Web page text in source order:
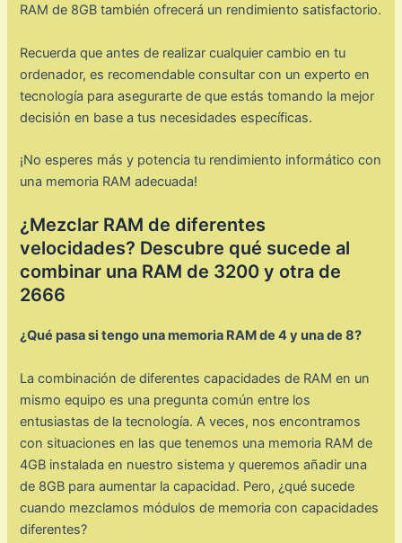
RAM de 8GB también ofrecerá un rendimiento satisfactorio.
Recuerda que antes de realizar cualquier cambio en tu
ordenador, es recomendable consultar con un experto en
tecnología para asegurarte de que estás tomando la mejor
decisión en base a tus necesidades específicas.
¡No esperes más y potencia tu rendimiento informático con
una memoria RAM adecuada!
¿Mezclar RAM de diferentes
velocidades? Descubre qué sucede al
combinar una RAM de 3200 y otra de
2666
¿Qué pasa si tengo una memoria RAM de 4 y una de 8?
La combinación de diferentes capacidades de RAM en un
mismo equipo es una pregunta común entre los
entusiastas de la tecnología. A veces, nos encontramos
con situaciones en las que tenemos una memoria RAM de
4GB instalada en nuestro sistema y queremos añadir una
de 8GB para aumentar la capacidad. Pero, ¿qué sucede
cuando mezclamos módulos de memoria con capacidades
diferentes?